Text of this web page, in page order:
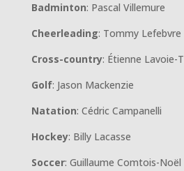
Badminton: Pascal Villemure
Cheerleading: Tommy Lefebvre
Cross-country: Étienne Lavoie-
Golf: Jason Mackenzie
Natation: Cédric Campanelli
Hockey: Billy Lacasse
Soccer: Guillaume Comtois-Noël